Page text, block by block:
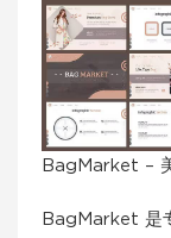
BagMarket –
BagMarket 是